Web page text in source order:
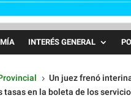
INTERÉS GENERAL
5 Un juez frenó
tasas en la boleta de los